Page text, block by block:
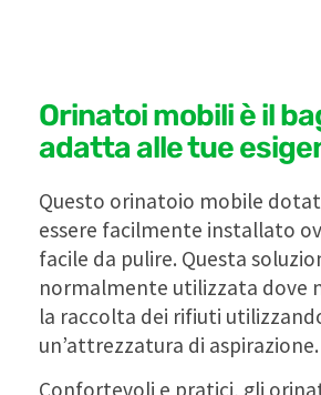
Orinatoi mobili è il
adatta alle tue
Questo orinatoio mobile
essere facilmente installato
facile da pulire. Questa
normalmente utilizzata dove
la raccolta dei rifiuti
un’attrezzatura di aspirazione.